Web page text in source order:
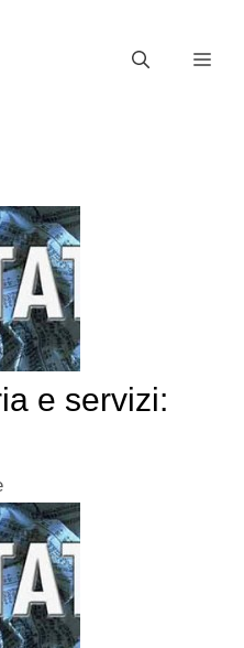
e servizi: